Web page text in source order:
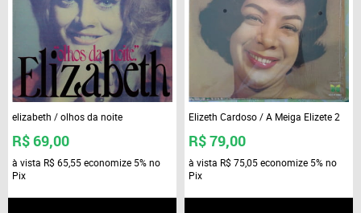
elizabeth / olhos da noite
R$ 69,00
à vista R$ 65,55economize 5%no
Pix
Elizeth Cardoso / A Meiga Elizete 2
R$ 79,00
à vista R$ 75,05economize 5%no
Pix